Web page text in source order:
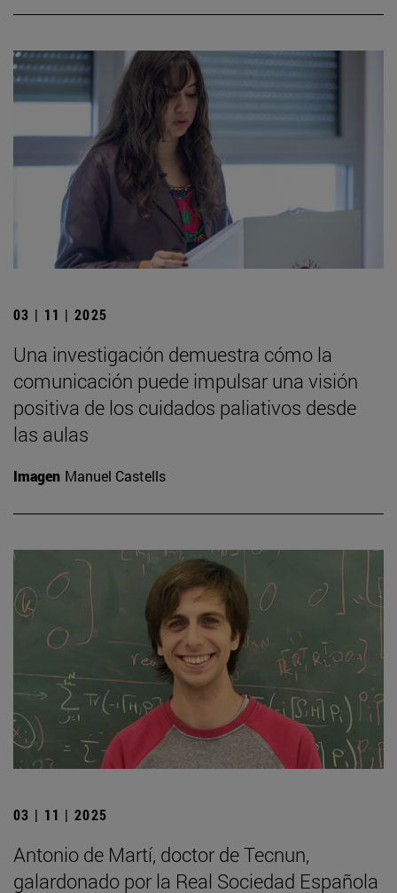
03 | 11 | 2025
Una investigación demuestra cómo la
comunicación puede impulsar una visión
positiva de los cuidados paliativos desde
las aulas
Imagen Manuel Castells
03 | 11 | 2025
Antonio de Martí, doctor de Tecnun,
galardonado por la Real Sociedad Española